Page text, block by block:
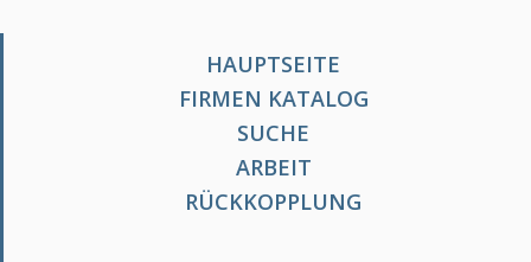
HAUPTSEITE
FIRMEN KATALOG
SUCHE
ARBEIT
RÜCKKOPPLUNG